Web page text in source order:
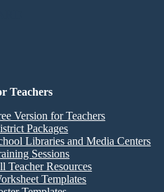
Teachers
Version for Teachers
Packages
Libraries and Media Centers
Sessions
Teacher Resources
Templates